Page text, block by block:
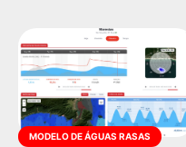
MODELO DE ÁGUAS RASAS